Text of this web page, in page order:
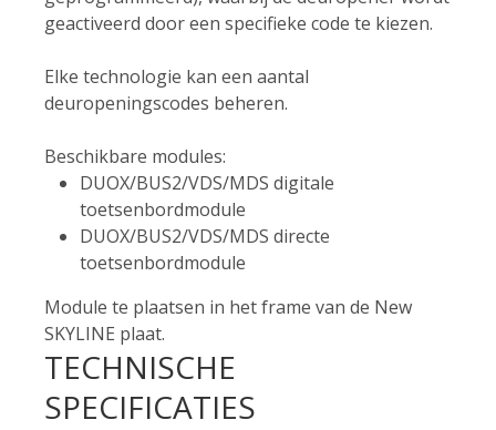
geactiveerd door een specifieke code te kiezen.
Elke technologie kan een aantal
deuropeningscodes beheren.
Beschikbare modules:
DUOX/BUS2/VDS/MDS digitale
toetsenbordmodule
DUOX/BUS2/VDS/MDS directe
toetsenbordmodule
Module te plaatsen in het frame van de New
SKYLINE plaat.
TECHNISCHE
SPECIFICATIES